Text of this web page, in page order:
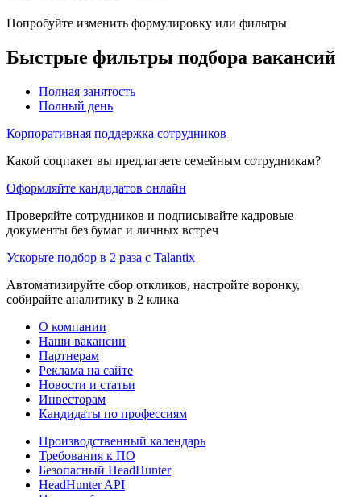
Попробуйте изменить формулировку или фильтры
Быстрые фильтры подбора вакансий
Полная занятость
Полный день
Корпоративная поддержка сотрудников
Какой соцпакет вы предлагаете семейным сотрудникам?
Оформляйте кандидатов онлайн
Проверяйте сотрудников и подписывайте кадровые
документы без бумаг и личных встреч
Ускорьте подбор в 2 раза с Talantix
Автоматизируйте сбор откликов, настройте воронку,
собирайте аналитику в 2 клика
О компании
Наши вакансии
Партнерам
Реклама на сайте
Новости и статьи
Инвесторам
Кандидаты по профессиям
Производственный календарь
Требования к ПО
Безопасный HeadHunter
HeadHunter API